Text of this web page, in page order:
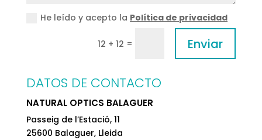
He leído y acepto la Política de privacidad
12 + 12 = Enviar
DATOS DE CONTACTO
NATURAL OPTICS BALAGUER
Passeig de l’Estació, 11
25600 Balaguer, Lleida